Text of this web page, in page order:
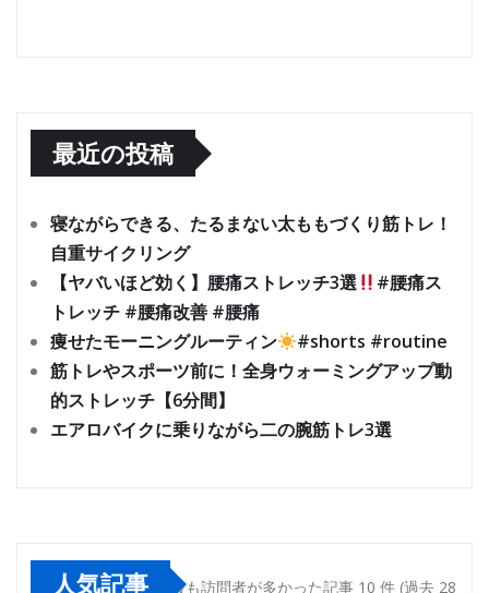
最近の投稿
寝ながらできる、たるまない太ももづくり筋トレ！
自重サイクリング
【ヤバいほど効く】腰痛ストレッチ3選
#腰痛ス
トレッチ #腰痛改善 #腰痛
痩せたモーニングルーティン
#shorts #routine
筋トレやスポーツ前に！全身ウォーミングアップ動
的ストレッチ【6分間】
エアロバイクに乗りながら二の腕筋トレ3選
人気記事 最も訪問者が多かった記事 10 件 (過去 28